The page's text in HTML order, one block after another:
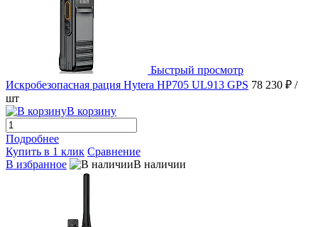
Быстрый просмотр
Искробезопасная рация Hytera HP705 UL913 GPS 78 230 ₽ /
шт
В корзину
Подробнее
Купить в 1 клик Сравнение
В избранное
В наличии